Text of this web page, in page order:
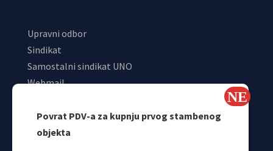
Povrat PDV-a za kupnju prvog stambenog
objekta
Upravni odbor
Sindikat
Samostalni sindikat UNO
Webmail